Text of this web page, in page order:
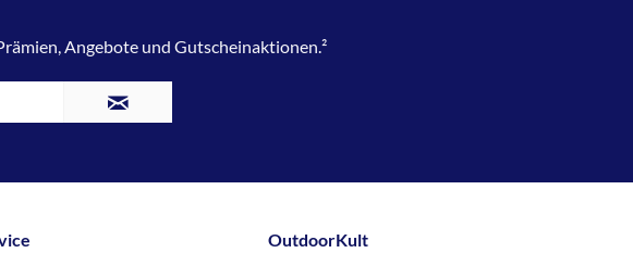
Angebote und Gutscheinaktionen.²
OutdoorKult